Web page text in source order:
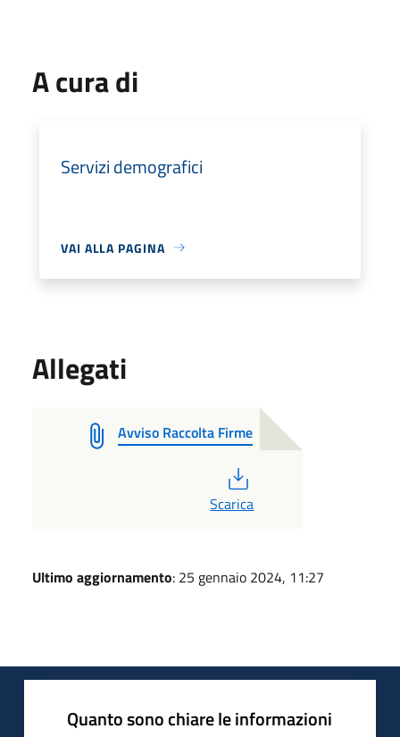
A cura di
Servizi demografici
VAI ALLA PAGINA
Allegati
Avviso Raccolta Firme
Scarica
Ultimo aggiornamento: 25 gennaio 2024, 11:27
Quanto sono chiare le informazioni